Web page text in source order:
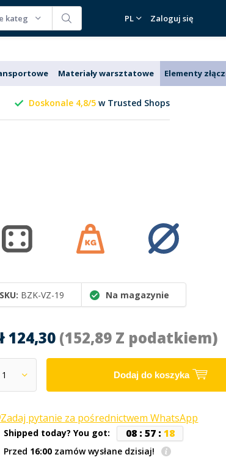
kategorie PL Zaloguj się
Materiały warsztatowe Elementy
Doskonale 4,8/5 w Trusted Shops
SKU: BZK-VZ-19 Na magazynie
124,30 (152,89 Z podatkiem)
Dodaj do koszyka
Zadaj pytanie za pośrednictwem WhatsApp
Shipped today? You got: 08: 57: 18
Przed 16:00 zamów wysłane dzisiaj!